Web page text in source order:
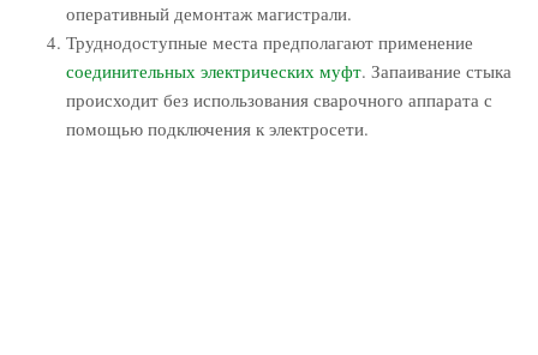
оперативный демонтаж магистрали.
Труднодоступные места предполагают применение
соединительных электрических муфт. Запаивание стыка
происходит без использования сварочного аппарата с
помощью подключения к электросети.